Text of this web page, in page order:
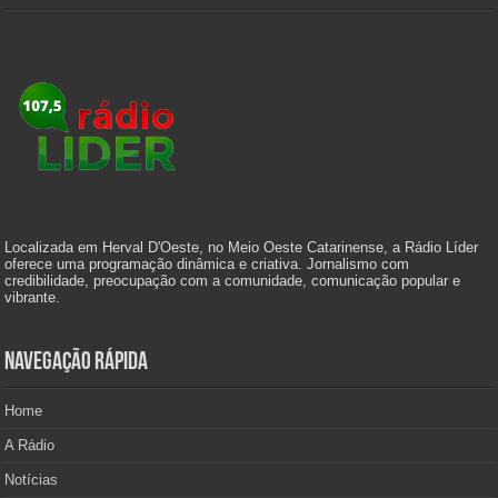
Localizada em Herval D'Oeste, no Meio Oeste Catarinense, a Rádio Líder
oferece uma programação dinâmica e criativa. Jornalismo com
credibilidade, preocupação com a comunidade, comunicação popular e
vibrante.
Navegação Rápida
Home
A Rádio
Notícias